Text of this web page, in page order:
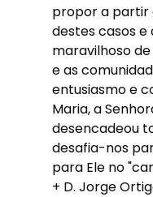
propor a partir
destes casos
maravilhoso
e as
entusiasmo e
Maria, a
desencadeou
desafia-nos
para Ele no
+ D. Jorge